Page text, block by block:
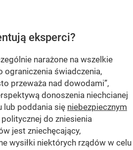
eksperci?
narażone na wszelkie
ograniczenia świadczenia,
przeważa nad dowodami”,
donoszenia niechcianej
lub poddania się niebezpiecznym
politycznej do zniesienia
jest zniechęcający,
wysiłki niektórych rządów w celu